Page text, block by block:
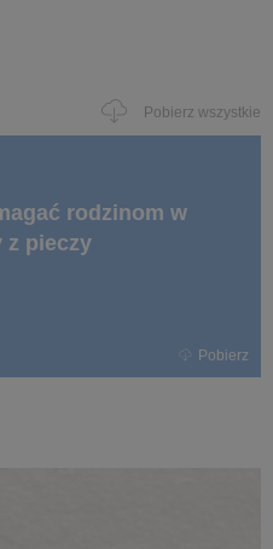
Pobierz wszystkie
rodzinom w
z pieczy
Pobierz